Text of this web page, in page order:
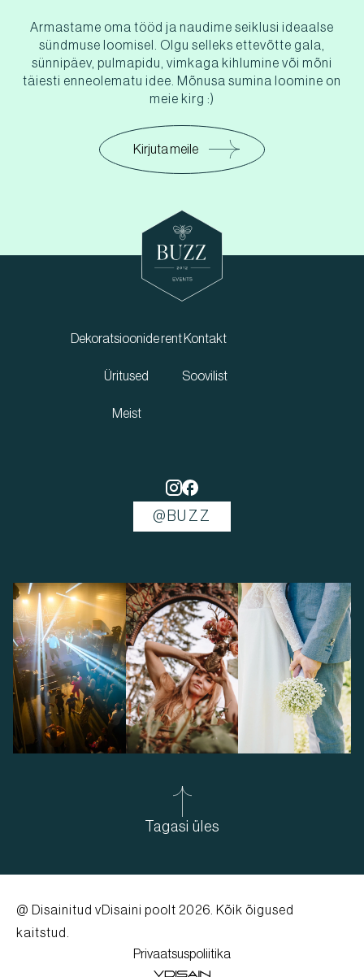
Armastame oma tööd ja naudime seiklusi ideaalse
sündmuse loomisel. Olgu selleks ettevõtte gala,
sünnipäev, pulmapidu, vimkaga kihlumine või mõni
täiesti enneolematu idee. Mõnusa sumina loomine on
meie kirg :)
Kirjuta meile
@BUZZ
Dekoratsioonide rent
Üritused
Meist
Kontakt
Soovilist
Tagasi üles
@ Disainitud vDisaini poolt 2026. Kõik õigused
kaitstud.
Privaatsuspoliitika